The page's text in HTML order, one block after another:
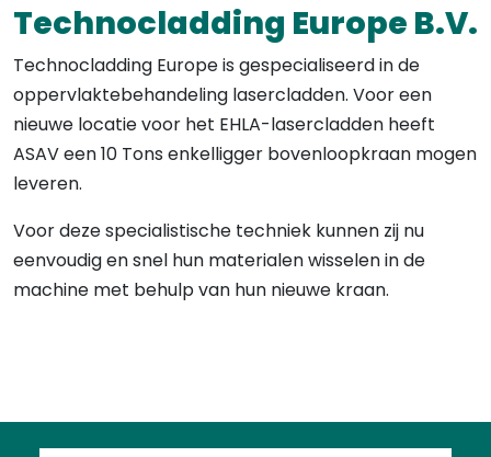
Technocladding Europe B.V.
Technocladding Europe is gespecialiseerd in de
oppervlaktebehandeling lasercladden. Voor een
nieuwe locatie voor het EHLA-lasercladden heeft
ASAV een 10 Tons enkelligger bovenloopkraan mogen
leveren.
Voor deze specialistische techniek kunnen zij nu
eenvoudig en snel hun materialen wisselen in de
machine met behulp van hun nieuwe kraan.